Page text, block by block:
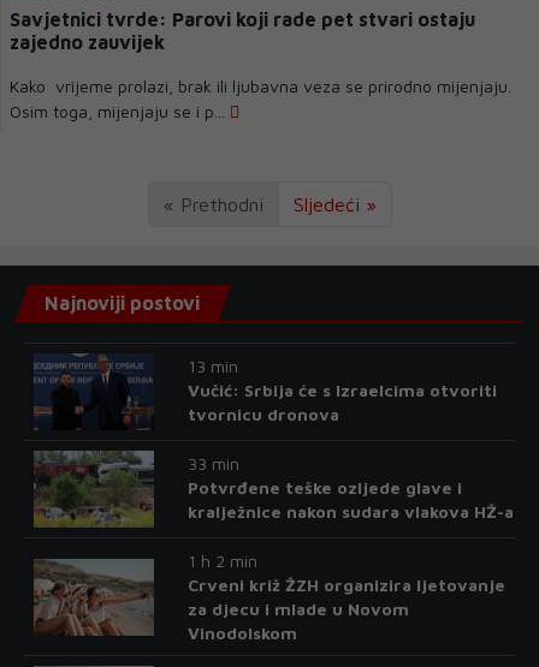
Savjetnici tvrde: Parovi koji rade pet stvari ostaju
zajedno zauvijek
Kako vrijeme prolazi, brak ili ljubavna veza se prirodno mijenjaju.
Osim toga, mijenjaju se i p...
« Prethodni Sljedeći »
Najnoviji postovi
13 min
Vučić: Srbija će s Izraelcima otvoriti
tvornicu dronova
33 min
Potvrđene teške ozljede glave i
kralježnice nakon sudara vlakova HŽ-a
1 h 2 min
Crveni križ ŽZH organizira ljetovanje
za djecu i mlade u Novom
Vinodolskom